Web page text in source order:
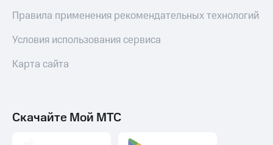
Правила применения рекомендательных технологий
Условия использования сервиса
Карта сайта
Скачайте Мой МТС